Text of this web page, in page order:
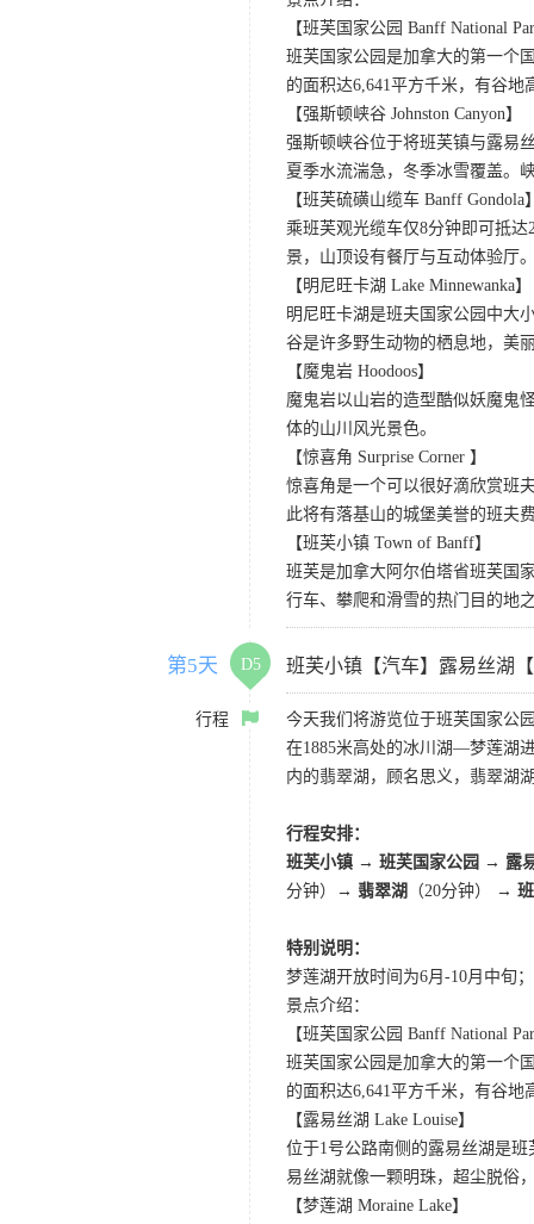
【班芙国家公园 Banff National
班芙国家公园是加拿大的第一个
的面积达6,641平方千米，有谷
【强斯顿峡谷 Johnston Canyon】
强斯顿峡谷位于将班芙镇与露易
夏季水流湍急，冬季冰雪覆盖。
【班芙硫磺山缆车 Banff Gondola
乘班芙观光缆车仅8分钟即可抵
景，山顶设有餐厅与互动体验厅
【明尼旺卡湖 Lake Minnewanka】
明尼旺卡湖是班夫国家公园中大
谷是许多野生动物的栖息地，美
【魔鬼岩 Hoodoos】
魔鬼岩以山岩的造型酷似妖魔鬼
体的山川风光景色。
【惊喜角 Surprise Corner 】
惊喜角是一个可以很好滴欣赏班
此将有落基山的城堡美誉的班夫
【班芙小镇 Town of Banff】
班芙是加拿大阿尔伯塔省班芙国
行车、攀爬和滑雪的热门目的地
第5天 D5 班芙小镇【汽车】露易丝湖
行程
今天我们将游览位于班芙国家公
在1885米高处的冰川湖—梦莲湖
内的翡翠湖，顾名思义，翡翠湖
行程安排：
班芙小镇 → 班芙国家公园 → 露
分钟）→ 翡翠湖 （20分钟） →
特别说明：
梦莲湖开放时间为6月-10月中旬
景点介绍：
【班芙国家公园 Banff National
班芙国家公园是加拿大的第一个
的面积达6,641平方千米，有谷
【露易丝湖 Lake Louise】
位于1号公路南侧的露易丝湖是
易丝湖就像一颗明珠，超尘脱俗
【梦莲湖 Moraine Lake】